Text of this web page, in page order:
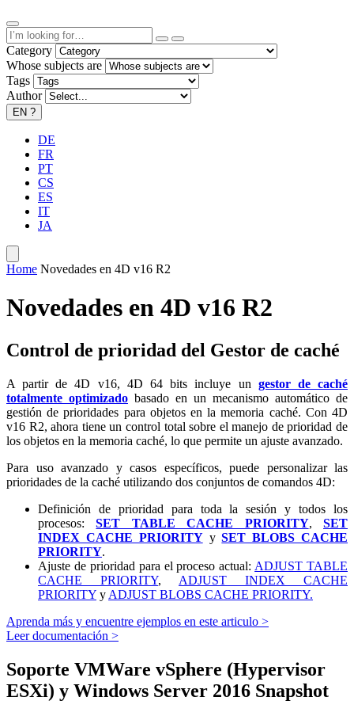
Category
Whose subjects are
Tags
Author
EN ?
DE
FR
PT
CS
ES
IT
JA
Home Novedades en 4D v16 R2
Novedades en 4D v16 R2
Control de prioridad del Gestor de caché
A partir de 4D v16, 4D 64 bits incluye un gestor de caché
totalmente optimizado basado en un mecanismo automático de
gestión de prioridades para objetos en la memoria caché. Con 4D
v16 R2, ahora tiene un control total sobre el manejo de prioridad de
los objetos en la memoria caché, lo que permite un ajuste avanzado.
Para uso avanzado y casos específicos, puede personalizar las
prioridades de la caché utilizando dos conjuntos de comandos 4D:
Definición de prioridad para toda la sesión y todos los
procesos:SET TABLE CACHE PRIORITY,SET
INDEX CACHE PRIORITYySET BLOBS CACHE
PRIORITY.
Ajuste de prioridad para el proceso actual: ADJUST TABLE
CACHE PRIORITY, ADJUST INDEX CACHE
PRIORITY y ADJUST BLOBS CACHE PRIORITY.
Aprenda más y encuentre ejemplos en este articulo >
Leer documentación >
Soporte VMWare vSphere (Hypervisor
ESXi) y Windows Server 2016 Snapshot